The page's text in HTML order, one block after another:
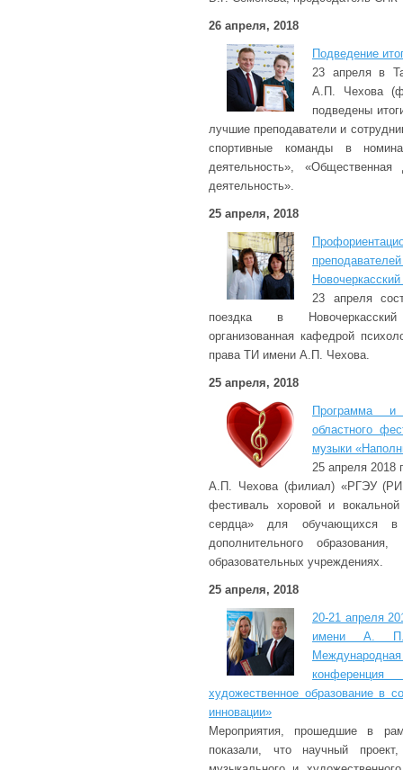
26 апреля, 2018
Подведение
23 апреля в
А.П. Чехова
подведены
лучшие преподаватели и
спортивные команды в
деятельность», «Общественная
деятельность».
25 апреля, 2018
23 апреля
поездка в
организованная кафедрой
права ТИ имени А.П. Чехова.
25 апреля, 2018
Программа
областного
музыки
25 апреля 2018
А.П. Чехова (филиал) «РГЭУ
фестиваль хоровой и
сердца» для обучающихся
дополнительного
образовательных учреждениях.
25 апреля, 2018
20-21 апреля
имени А. П.
художественное образование в
инновации»
Мероприятия, прошедшие в
показали, что научный